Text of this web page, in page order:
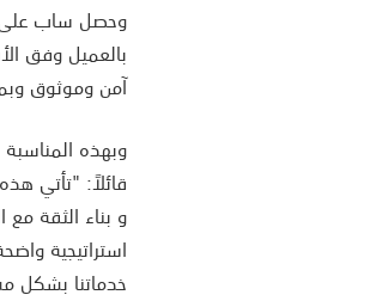
وحصل ساب على
بالعميل وفق
آمن وموثوق وبما
وبهذه
قائلاً: "تأتي
و بناء الثقة
استراتيجية
خدماتنا بشكل